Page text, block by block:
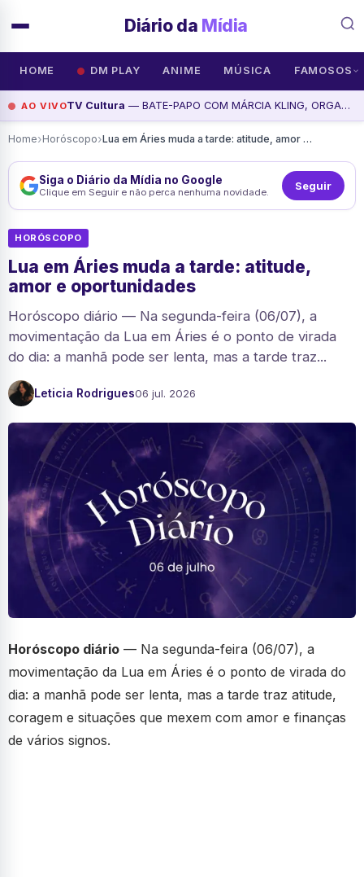
Diário da Mídia
HOME DM PLAY ANIME MÚSICA FAMOSOS
AO VIVOTV Cultura — BATE-PAPO COM MÁRCIA KLING, ORGANIZADORA DO EVENTO! | ANTIMATÉRIA - ENERGIA GEEK, assista agora
Home›Horóscopo› Lua em Áries muda a tarde: atitude, amor e oportunidades
Siga o Diário da Mídia no Google
Clique em Seguir e não perca nenhuma novidade. Seguir
HORÓSCOPO
Lua em Áries muda a tarde: atitude,
amor e oportunidades
Horóscopo diário — Na segunda-feira (06/07), a
movimentação da Lua em Áries é o ponto de virada
do dia: a manhã pode ser lenta, mas a tarde traz...
Leticia Rodrigues06 jul. 2026
Horóscopo diário — Na segunda-feira (06/07), a
movimentação da Lua em Áries é o ponto de virada do
dia: a manhã pode ser lenta, mas a tarde traz atitude,
coragem e situações que mexem com amor e finanças
de vários signos.